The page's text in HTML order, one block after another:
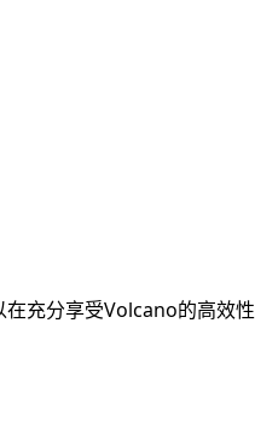
充分享受Volcano的高效性